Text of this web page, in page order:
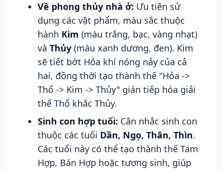
Về phong thủy nhà ở: Ưu tiên sử
dụng các vật phẩm, màu sắc thuộc
hành Kim (màu trắng, bạc, vàng nhạt)
và Thủy (màu xanh dương, đen). Kim
sẽ tiết bớt Hỏa khí nóng nảy của cả
hai, đồng thời tạo thành thế "Hỏa ->
Thổ -> Kim -> Thủy" gián tiếp hóa giải
thế Thổ khắc Thủy.
Sinh con hợp tuổi: Cân nhắc sinh con
thuộc các tuổi Dần, Ngọ, Thân, Thìn.
Các tuổi này có thể tạo thành thế Tam
Hợp, Bán Hợp hoặc tương sinh, giúp